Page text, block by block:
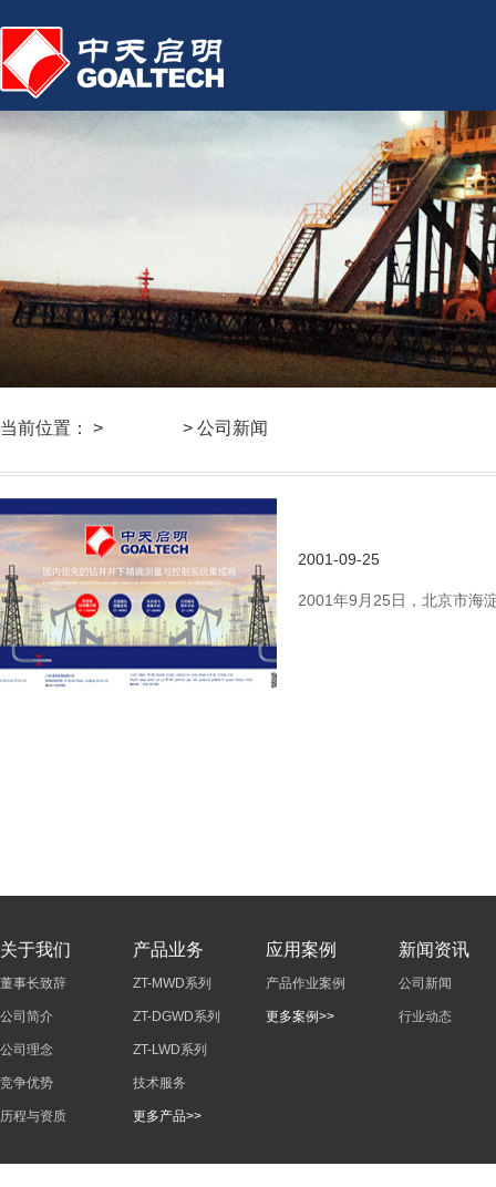
当前位置： > > 公司新闻
2001-09-25
2001年9月25日，北京市海
关于我们
董事长致辞
公司简介
公司理念
竞争优势
历程与资质
产品业务
ZT-MWD系列
ZT-DGWD系列
ZT-LWD系列
技术服务
更多产品>>
应用案例
产品作业案例
更多案例>>
新闻资讯
公司新闻
行业动态